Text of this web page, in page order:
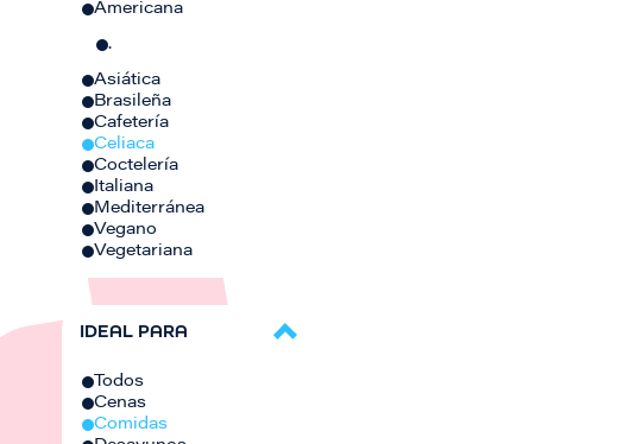
Americana
.
Asiática
Brasileña
Cafetería
Celiaca
Coctelería
Italiana
Mediterránea
Vegano
Vegetariana
IDEAL PARA
Todos
Cenas
Comidas